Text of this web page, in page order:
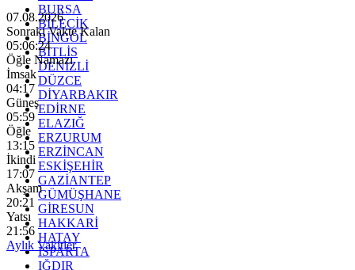
BURSA
BİLECİK
BİNGÖL
BİTLİS
DENİZLİ
DÜZCE
DİYARBAKIR
EDİRNE
ELAZIĞ
ERZURUM
ERZİNCAN
ESKİŞEHİR
GAZİANTEP
GÜMÜŞHANE
GİRESUN
HAKKARİ
HATAY
ISPARTA
IĞDIR
07.08.2026
Sonraki Vakte Kalan
05:06:22
Öğle Namazı
İmsak
04:17
Güneş
05:59
Öğle
13:15
İkindi
17:07
Akşam
20:21
Yatsı
21:56
Aylık Vakitler